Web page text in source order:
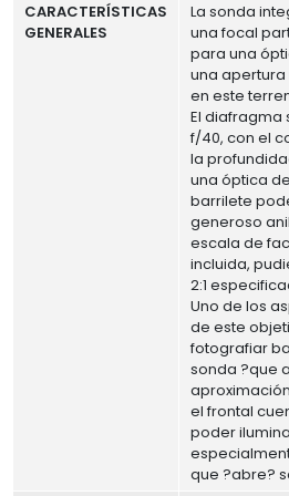
CARACTERÍSTICAS
GENERALES
La sonda
una focal
para una
una
en este
El diafragma
f/40, con el
la
una óptica
barrilete
generoso
escala de
incluida,
2:1
Uno de los
de este
fotografiar
sonda ?que
el frontal
poder
que ?abre?